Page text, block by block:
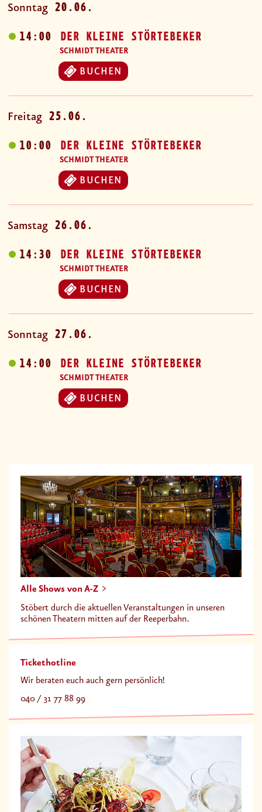
Sonntag 20.06.
14:00 DER KLEINE STÖRTEBEKER
SCHMIDT THEATER
BUCHEN
Freitag 25.06.
10:00 DER KLEINE STÖRTEBEKER
SCHMIDT THEATER
BUCHEN
Samstag 26.06.
14:30 DER KLEINE STÖRTEBEKER
SCHMIDT THEATER
BUCHEN
Sonntag 27.06.
14:00 DER KLEINE STÖRTEBEKER
SCHMIDT THEATER
BUCHEN
Alle Shows von A-Z
Stöbert durch die aktuellen Veranstaltungen in unseren
schönen Theatern mitten auf der Reeperbahn.
Tickethotline
Wir beraten euch auch gern persönlich!
040 / 31 77 88 99